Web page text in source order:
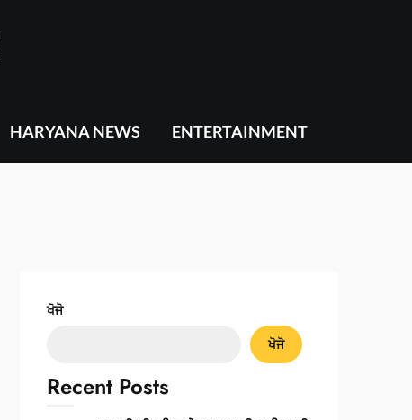
HARYANA NEWS ENTERTAINMENT
ਖੋਜੋ
ਖੋਜੋ
Recent Posts